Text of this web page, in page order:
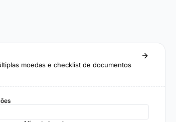
moedas e checklist de documentos